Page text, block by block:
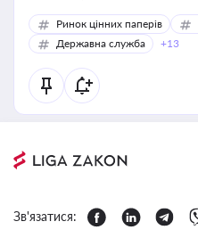
Ринок цінних паперів
Державна служба
+13
Зв'язатися: